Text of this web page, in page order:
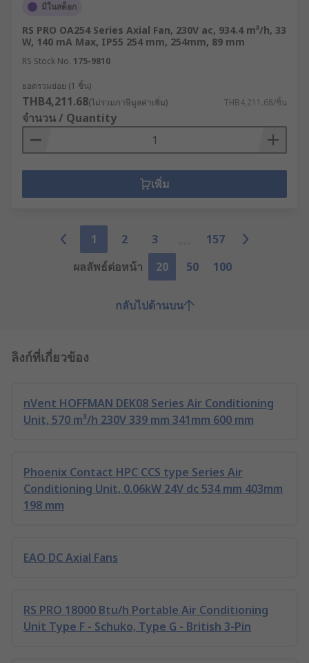
มีในสต็อก
RS PRO OA254 Series Axial Fan, 230V ac, 934.4 m³/h, 33
W, 140 mA Max, IP55 254 mm, 254mm, 89 mm
RS Stock No. 175-9810
ยอดรวมย่อย (1 ชิ้น)
THB4,211.68(ไม่รวมภาษีมูลค่าเพิ่ม) THB4,211.68/ชิ้น
จำนวน / Quantity
เพิ่ม
1 2 3
157
ผลลัพธ์ต่อหน้า
20 50 100
กลับไปด้านบน
ลิงก์ที่เกี่ยวข้อง
nVent HOFFMAN DEK08 Series Air Conditioning
Unit, 570 m³/h 230V 339 mm 341mm 600 mm
Phoenix Contact HPC CCS type Series Air
Conditioning Unit, 0.06kW 24V dc 534 mm 403mm
198 mm
EAO DC Axial Fans
RS PRO 18000 Btu/h Portable Air Conditioning
Unit Type F - Schuko, Type G - British 3-Pin